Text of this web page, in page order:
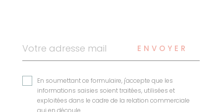
En soumettant ce formulaire, j'accepte que les
informations saisies soient traitées, utilisées et
exploitées dans le cadre de la relation commerciale
qui en découle.
ENVOYER